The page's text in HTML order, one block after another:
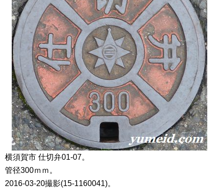
横須賀市 仕切弁01-07。
管径300ｍｍ。
2016-03-20撮影(15-1160041)。